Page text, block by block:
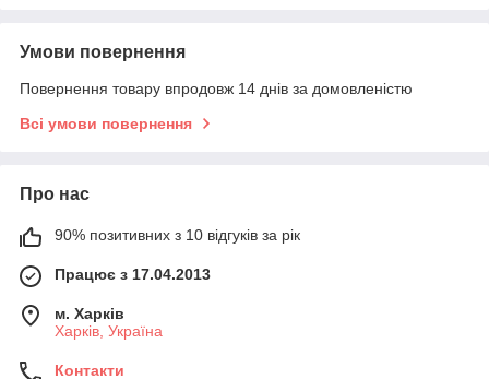
Умови повернення
Повернення товару впродовж 14 днів за домовленістю
Всі умови повернення
Про нас
90% позитивних з 10 відгуків за рік
Працює з 17.04.2013
м. Харків
Харків, Україна
Контакти